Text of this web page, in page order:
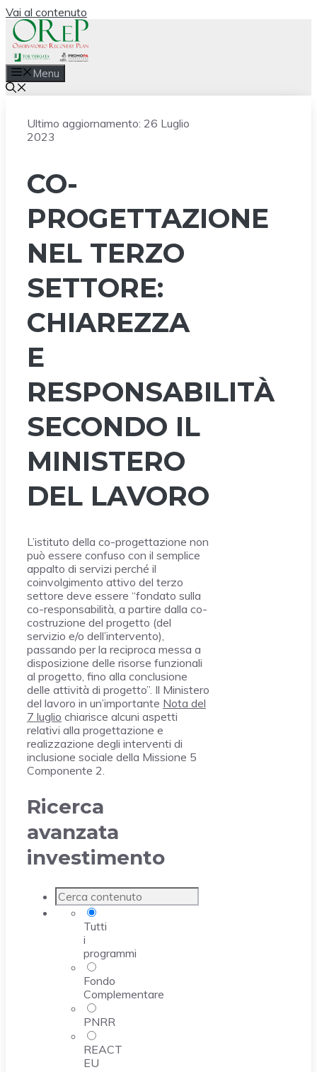
Vai al contenuto
Menu
Ultimo aggiornamento: 26 Luglio
2023
CO-
PROGETTAZIONE
NEL TERZO
SETTORE:
CHIAREZZA
E
RESPONSABILITÀ
SECONDO IL
MINISTERO
DEL LAVORO
L’istituto della co-progettazione non
può essere confuso con il semplice
appalto di servizi perché il
coinvolgimento attivo del terzo
settore deve essere “fondato sulla
co-responsabilità, a partire dalla co-
costruzione del progetto (del
servizio e/o dell’intervento),
passando per la reciproca messa a
disposizione delle risorse funzionali
al progetto, fino alla conclusione
delle attività di progetto”. Il Ministero
del lavoro in un’importante Nota del
7 luglio chiarisce alcuni aspetti
relativi alla progettazione e
realizzazione degli interventi di
inclusione sociale della Missione 5
Componente 2.
Ricerca
avanzata
investimento
Tutti
i
programmi
Fondo
Complementare
PNRR
REACT
EU